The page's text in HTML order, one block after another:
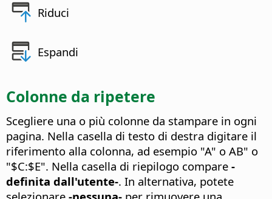
Riduci
Espandi
Colonne da ripetere
Scegliere una o più colonne da stampare in ogni
pagina. Nella casella di testo di destra digitare il
riferimento alla colonna, ad esempio "A" o AB" o
"$C:$E". Nella casella di riepilogo compare -
definita dall'utente-. In alternativa, potete